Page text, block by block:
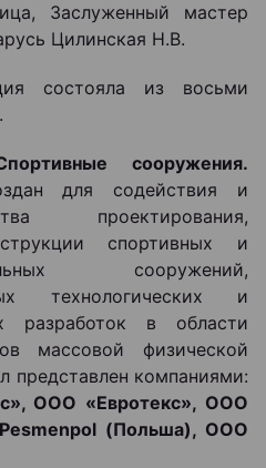
Заслуженный мастер
Цилинская Н.В.
состояла из восьми
сооружения.
для содействия и
проектирования,
спортивных и
сооружений,
технологических и
разработок в области
массовой физической
представлен компаниями:
ООО «Евротекс», ООО
(Польша), ООО